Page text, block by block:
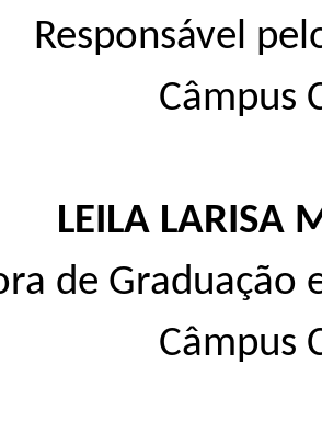
Responsável
Câmpus
LEILA LARISA
de Graduação
Câmpus